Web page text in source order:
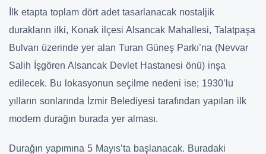
İlk etapta toplam dört adet tasarlanacak nostaljik
durakların ilki, Konak ilçesi Alsancak Mahallesi, Talatpaşa
Bulvarı üzerinde yer alan Turan Güneş Parkı’na (Nevvar
Salih İşgören Alsancak Devlet Hastanesi önü) inşa
edilecek. Bu lokasyonun seçilme nedeni ise; 1930’lu
yılların sonlarında İzmir Belediyesi tarafından yapılan ilk
modern durağın burada yer alması.
Durağın yapımına 5 Mayıs’ta başlanacak. Buradaki